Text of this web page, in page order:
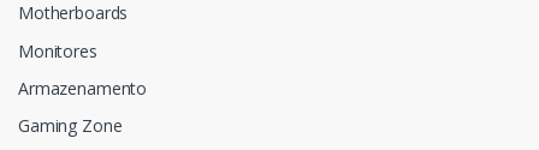
Motherboards
Monitores
Armazenamento
Gaming Zone